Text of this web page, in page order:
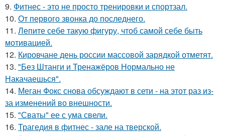
9. Фитнес - это не просто тренировки и спортзал.
10. От первого звонка до последнего.
11. Лепите себе такую фигуру, чтоб самой себе быть
мотивацией.
12. Кировчане день россии массовой зарядкой отметят.
13. "Без Штанги и Тренажёров Нормально не
Накачаешься".
14. Меган Фокс снова обсуждают в сети - на этот раз из-
за изменений во внешности.
15. "Сваты" ее с ума свели.
16. Трагедия в фитнес - зале на тверской.